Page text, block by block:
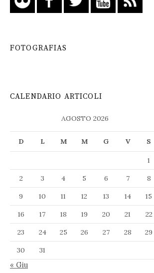
FOTOGRAFIAS
CALENDARIO ARTICOLI
AGOSTO 2026
D L M M G V S
1
2
3 4 5 6 7
8
9
10 11 12 13 14
15
16
17 18 19 20 21
22
23
24 25 26 27 28
29
30
31
« Giu